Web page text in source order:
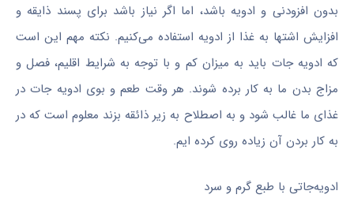
بدون افزودنی و ادویه باشد، اما اگر نیاز باشد برای پسند ذایقه و
افزایش اشتها به غذا از ادویه استفاده می‌کنیم. نکته مهم این است
که ادویه جات باید به میزان کم و با توجه به شرایط اقلیم، فصل و
مزاج بدن ما به کار برده شوند. هر وقت طعم و بوی ادویه‌ جات در
غذای ما غالب شود و به اصطلاح به زیر ذائقه بزند معلوم است که در
به کار بردن آن زیاده‌ روی کرده‌ ایم.
ادویه‌جاتی با طبع گرم و سرد